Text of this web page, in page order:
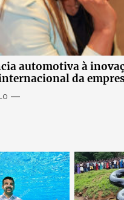
automotiva à
da